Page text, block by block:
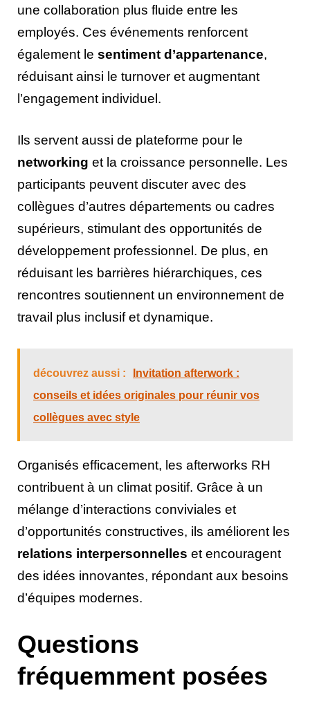
une collaboration plus fluide entre les
employés. Ces événements renforcent
également le sentiment d’appartenance,
réduisant ainsi le turnover et augmentant
l’engagement individuel.
Ils servent aussi de plateforme pour le
networking et la croissance personnelle. Les
participants peuvent discuter avec des
collègues d’autres départements ou cadres
supérieurs, stimulant des opportunités de
développement professionnel. De plus, en
réduisant les barrières hiérarchiques, ces
rencontres soutiennent un environnement de
travail plus inclusif et dynamique.
découvrez aussi :
Invitation afterwork :
conseils et idées originales pour réunir vos
collègues avec style
Organisés efficacement, les afterworks RH
contribuent à un climat positif. Grâce à un
mélange d’interactions conviviales et
d’opportunités constructives, ils améliorent les
relations interpersonnelles et encouragent
des idées innovantes, répondant aux besoins
d’équipes modernes.
Questions
fréquemment posées